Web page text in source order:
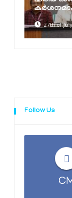
27th of
Follow Us